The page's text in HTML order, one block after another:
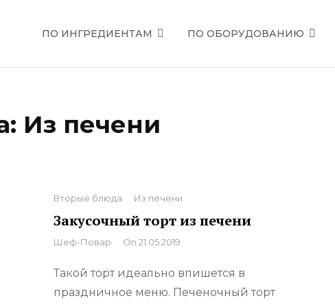
ПО ИНГРЕДИЕНТАМ ПО ОБОРУДОВАНИЮ
Из печени
Categories
Вторые блюда Из печени
Закусочный торт из печени
By
Шеф-Повар On 21.05.2019
Такой торт идеально впишется в
праздничное меню. Печеночный торт